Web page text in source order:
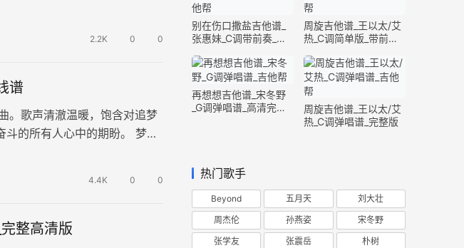
2.2K 0 0
谱
。歌声清澈温暖，饱含对追梦
斗的所有人心中的期盼。 梦中
4.4K 0 0
整高清版
别在伤口撒盐吉他谱_
张惠妹_C调带前奏_完
周旋吉他谱_王以太/艾
热_C调简单版_带前奏
再想想吉他谱_宋冬野
_G调弹唱谱_高清完整
周旋吉他谱_王以太/艾
热_C调弹唱谱_完整版
热门歌手
Beyond 五月天 刘大壮
周杰伦 孙燕姿 宋冬野
张学友 张震岳 朴树